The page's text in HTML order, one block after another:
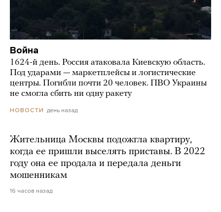
Война
1624-й день. Россия атаковала Киевскую область.
Под ударами — маркетплейсы и логистические
центры. Погибли почти 20 человек. ПВО Украины
не смогла сбить ни одну ракету
НОВОСТИ день назад
Жительница Москвы подожгла квартиру,
когда ее пришли выселять приставы. В 2022
году она ее продала и передала деньги
мошенникам
16 часов назад